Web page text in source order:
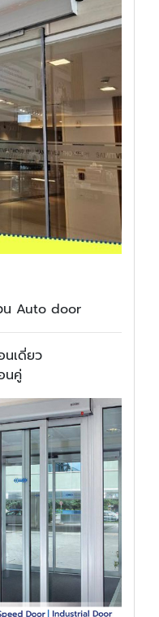
น Auto door
นเดี่ยว
นคู่